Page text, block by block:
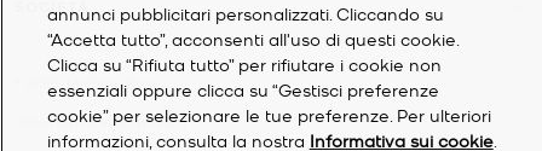
Michael Kors
Informativa sulla privacy
annunci pubblicitari personalizzati. Cliccando su
“Accetta tutto”, acconsenti all'uso di questi cookie.
Clicca su “Rifiuta tutto” per rifiutare i cookie non
essenziali oppure clicca su “Gestisci preferenze
cookie” per selezionare le tue preferenze. Per ulteriori
informazioni, consulta la nostra Informativa sui cookie.